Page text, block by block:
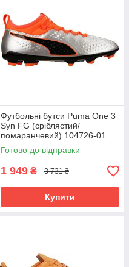
Футбольні бутси Puma One 3
Syn FG (сріблястий/
помаранчевий) 104726-01
Розмір EU: 46
Готово до відправки
1 949 ₴ 3 731 ₴
Купити